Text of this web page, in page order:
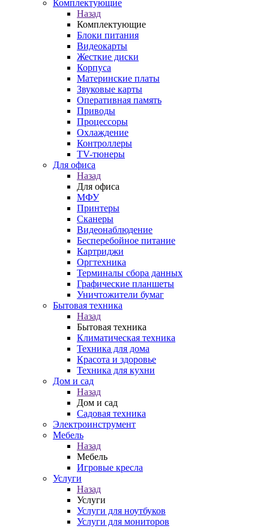
Комплектующие
Назад
Комплектующие
Блоки питания
Видеокарты
Жесткие диски
Корпуса
Материнские платы
Звуковые карты
Оперативная память
Приводы
Процессоры
Охлаждение
Контроллеры
TV-тюнеры
Для офиса
Назад
Для офиса
МФУ
Принтеры
Сканеры
Видеонаблюдение
Бесперебойное питание
Картриджи
Оргтехника
Терминалы сбора данных
Графические планшеты
Уничтожители бумаг
Бытовая техника
Назад
Бытовая техника
Климатическая техника
Техника для дома
Красота и здоровье
Техника для кухни
Дом и сад
Назад
Дом и сад
Садовая техника
Электроинструмент
Мебель
Назад
Мебель
Игровые кресла
Услуги
Назад
Услуги
Услуги для ноутбуков
Услуги для мониторов